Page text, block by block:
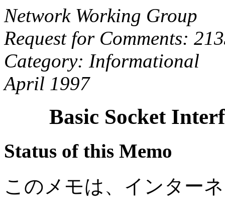
Network Working Group
Request for Comments:
Category: Informational
April 1997
Basic Socket
Status of this Memo
このメモは、インター